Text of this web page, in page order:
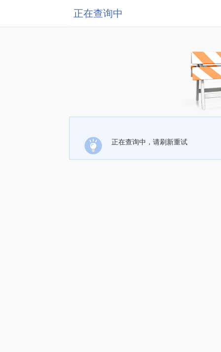
正在查询中
正在查询中，请刷新重试